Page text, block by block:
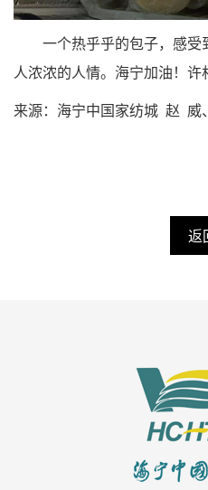
一个热乎乎的包子，感受
人浓浓的人情。海宁加油！许
来源：海宁中国家纺城 赵 威
返